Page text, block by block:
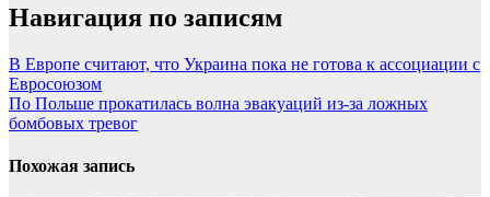
Навигация по записям
В Европе считают, что Украина пока не готова к ассоциации с
Евросоюзом
По Польше прокатилась волна эвакуаций из-за ложных
бомбовых тревог
Похожая запись